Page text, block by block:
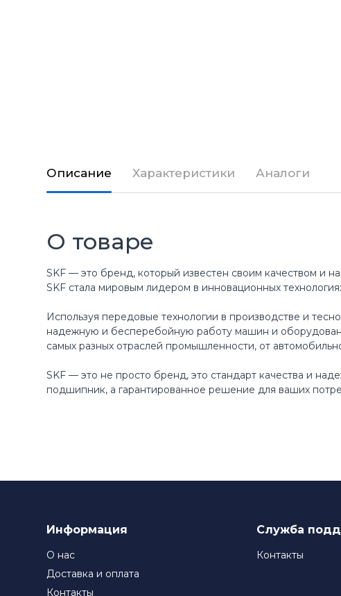
Описание Характеристики Аналоги
О товаре
SKF — это бренд, который известен своим качеством и
SKF стала мировым лидером в инновационных
Используя передовые технологии в производстве и
надежную и бесперебойную работу машин и
самых разных отраслей промышленности, от
SKF — это не просто бренд, это стандарт качества и
подшипник, а гарантированное решение для ваших
Информация
О нас
Доставка и оплата
Контакты
Служба
Контакты